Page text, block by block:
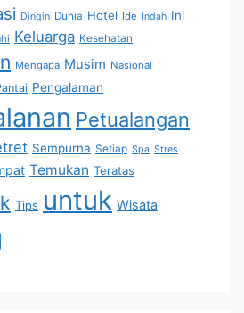
Dingin Dunia Hotel Ide Indah Ini
Keluarga Kesehatan
Mengapa Musim Nasional
Pengalaman
Petualangan
Sempurna Setiap Spa Stres
Temukan Teratas
Tips untuk Wisata